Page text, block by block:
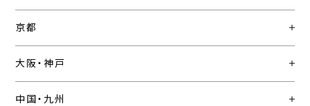
京都
大阪・神戸
中国・九州